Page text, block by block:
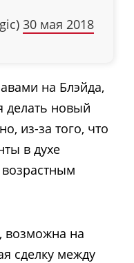
30 мая 2018
на Блэйда,
делать новый
из-за того, что
в духе
возможна на
сделку между